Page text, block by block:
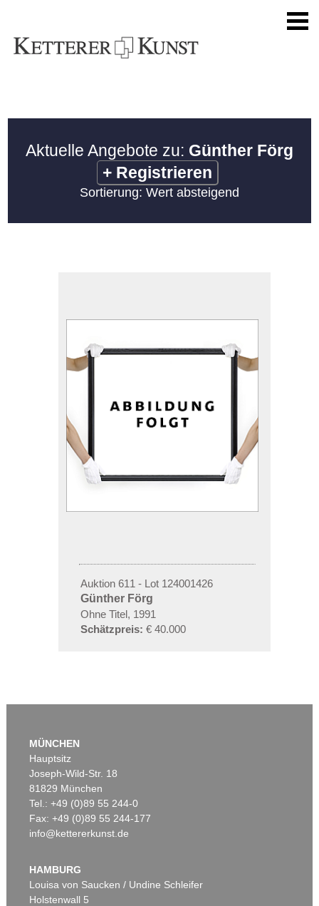
Aktuelle Angebote zu: Günther Förg
+ Registrieren
Sortierung: Wert absteigend
Auktion 611 - Lot 124001426
Günther Förg
Ohne Titel, 1991
Schätzpreis: € 40.000
MÜNCHEN
Hauptsitz
Joseph-Wild-Str. 18
81829 München
Tel.: +49 (0)89 55 244-0
Fax: +49 (0)89 55 244-177
info@kettererkunst.de
HAMBURG
Louisa von Saucken / Undine Schleifer
Holstenwall 5